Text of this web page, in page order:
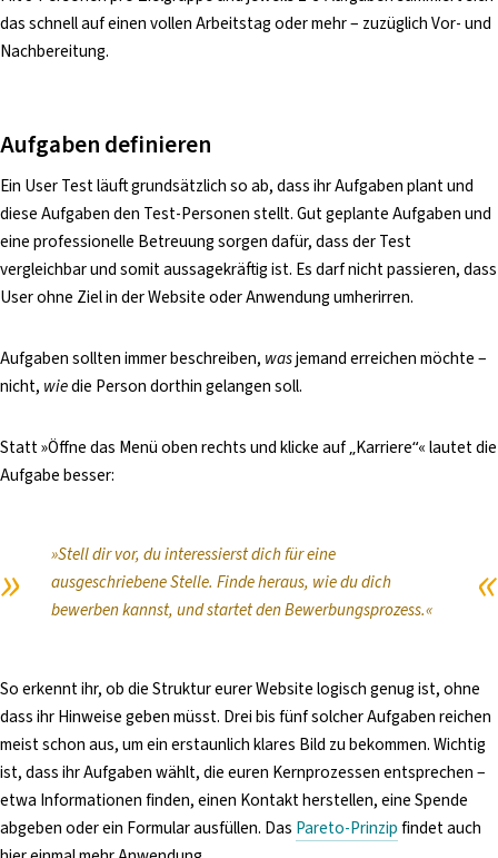
das schnell auf einen vollen Arbeitstag oder mehr – zuzüglich Vor- und
Nachbereitung.
Aufgaben definieren
Ein User Test läuft grundsätzlich so ab, dass ihr Aufgaben plant und
diese Aufgaben den Test-Personen stellt. Gut geplante Aufgaben und
eine professionelle Betreuung sorgen dafür, dass der Test
vergleichbar und somit aussagekräftig ist. Es darf nicht passieren, dass
User ohne Ziel in der Website oder Anwendung umherirren.
Aufgaben sollten immer beschreiben, wasjemand erreichen möchte –
nicht, wiedie Person dorthin gelangen soll.
Statt »Öffne das Menü oben rechts und klicke auf „Karriere“« lautet die
Aufgabe besser:
»Stell dir vor, du interessierst dich für eine
ausgeschriebene Stelle. Finde heraus, wie du dich
bewerben kannst, und startet den Bewerbungsprozess.«
So erkennt ihr, ob die Struktur eurer Website logisch genug ist, ohne
dass ihr Hinweise geben müsst. Drei bis fünf solcher Aufgaben reichen
meist schon aus, um ein erstaunlich klares Bild zu bekommen. Wichtig
ist, dass ihr Aufgaben wählt, die euren Kernprozessen entsprechen –
etwa Informationen finden, einen Kontakt herstellen, eine Spende
abgeben oder ein Formular ausfüllen. Das Pareto-Prinzipfindet auch